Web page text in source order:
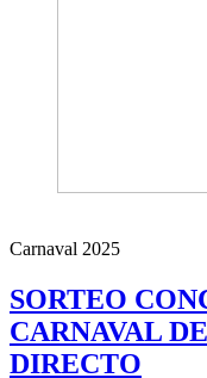
Carnaval 2025
SORTEO
CARNAVAL
DIRECTO